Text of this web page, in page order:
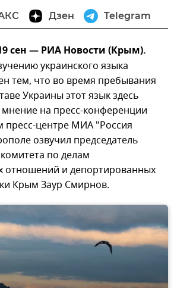
Дзен Telegram
сен — РИА Новости (Крым).
украинского языка
тем, что во время пребывания
Украины этот язык здесь
мнение на пресс-конференции
пресс-центре МИА "Россия
озвучил председатель
по делам
отношений и депортированных
Крым Заур Смирнов.